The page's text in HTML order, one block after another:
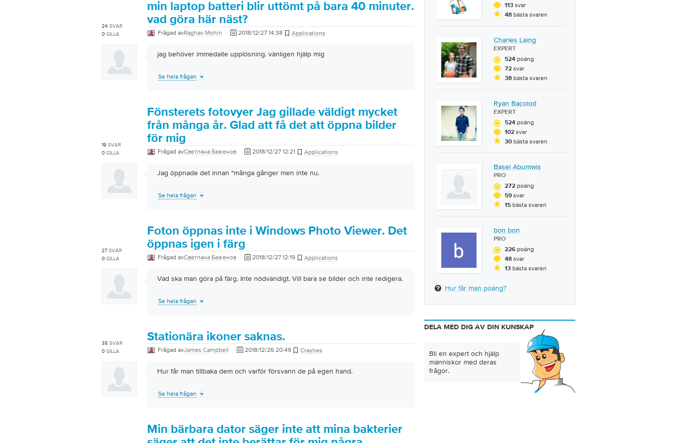
24 SVAR
0 GILLA
min laptop batteri blir uttömt på bara 40 minuter.
vad göra här näst?
Frågad avRaghav Mohin 2018/12/27 14:38 Applications
jag behöver immedaite upplösning. vänligen hjälp mig
Se hela frågan
19 SVAR
0 GILLA
Fönsterets fotovyer Jag gillade väldigt mycket
från många år. Glad att få det att öppna bilder
för mig
Frågad avСветлана Баженов 2018/12/27 12:21 Applications
Jag öppnade det innan "många gånger men inte nu.
Se hela frågan
27 SVAR
0 GILLA
Foton öppnas inte i Windows Photo Viewer. Det
öppnas igen i färg
Frågad avСветлана Баженов 2018/12/27 12:19 Applications
Vad ska man göra på färg. Inte nödvändigt. Vill bara se bilder och inte redigera.
Se hela frågan
35 SVAR
0 GILLA
Stationära ikoner saknas.
Frågad avJames Campbell 2018/12/26 20:49 Crashes
Hur får man tillbaka dem och varför försvann de på egen hand.
Se hela frågan
Min bärbara dator säger inte att mina bakterier
113 svar
48 bästa svaren
Charles Laing
EXPERT
524 poäng
72 svar
38 bästa svaren
Ryan Bacolod
EXPERT
524 poäng
102 svar
30 bästa svaren
Basel Abumwis
PRO
272 poäng
59 svar
15 bästa svaren
bon bon
PRO
226 poäng
48 svar
13 bästa svaren
Hur får man poäng?
DELA MED DIG AV DIN KUNSKAP
Bli en expert och hjälp
människor med deras
frågor.